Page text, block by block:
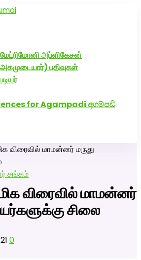
அப்ளிகேசன்
பதிவுகள்
for Agampadi අගම්පඩි
விரைவில் மாமன்னர் மருது
சங்கம்
விரைவில் மாமன்னர்
சிலை
21 0
வரன்களுக்கு அகமுடையார்மேட்ரி-